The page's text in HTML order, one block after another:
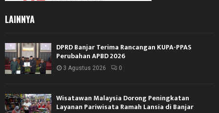
LAINNYA
DPRD Banjar Terima Rancangan KUPA-PPAS
Perubahan APBD 2026
3 Agustus 2026 0
Wisatawan Malaysia Dorong Peningkatan
Layanan Pariwisata Ramah Lansia di Banjar